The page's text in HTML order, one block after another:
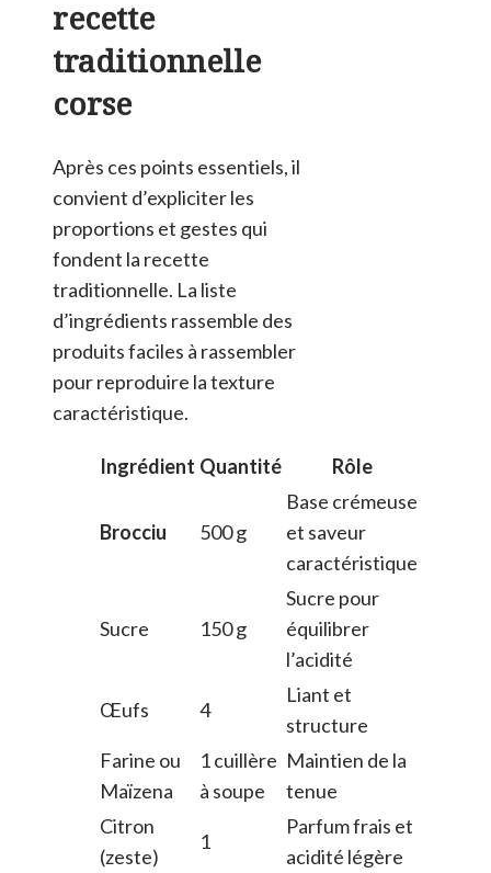
recette
traditionnelle
corse
Après ces points essentiels, il
convient d’expliciter les
proportions et gestes qui
fondent la recette
traditionnelle. La liste
d’ingrédients rassemble des
produits faciles à rassembler
pour reproduire la texture
caractéristique.
Ingrédient Quantité Rôle
Brocciu 500 g
Base crémeuse
et saveur
caractéristique
Sucre 150 g
Sucre pour
équilibrer
l’acidité
Œufs 4
Liant et
structure
Farine ou
Maïzena
1 cuillère
à soupe
Maintien de la
tenue
Citron
(zeste)
1
Parfum frais et
acidité légère